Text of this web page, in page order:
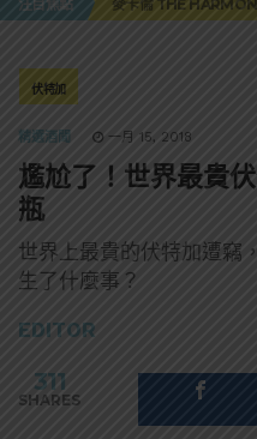
注目焦點
角嗨尬炸物X爽快這一
伏特加
精選酒聞 一月 15, 2018
尷尬了！世界最貴
瓶
世界上最貴的伏特加遭竊
生了什麼事？
EDITOR
311
SHARES